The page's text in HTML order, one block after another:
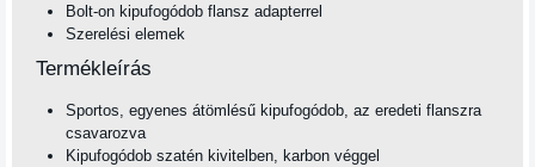
Bolt-on kipufogódob flansz adapterrel
Szerelési elemek
Termékleírás
Sportos, egyenes átömlésű kipufogódob, az eredeti flanszra
csavarozva
Kipufogódob szatén kivitelben, karbon véggel